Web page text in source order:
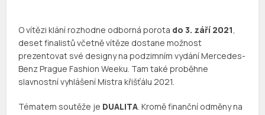
O vítězi klání rozhodne odborná porota do 3. září 2021,
deset finalistů včetně vítěze dostane možnost
prezentovat své designy na podzimním vydání Mercedes-
Benz Prague Fashion Weeku. Tam také proběhne
slavnostní vyhlášení Mistra křišťálu 2021.
Tématem soutěže je DUALITA. Kromě finanční odměny na